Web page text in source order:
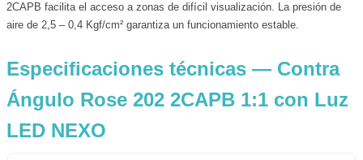
2CAPB facilita el acceso a zonas de difícil visualización. La presión de
aire de 2,5 – 0,4 Kgf/cm² garantiza un funcionamiento estable.
Especificaciones técnicas — Contra
Ángulo Rose 202 2CAPB 1:1 con Luz
LED NEXO